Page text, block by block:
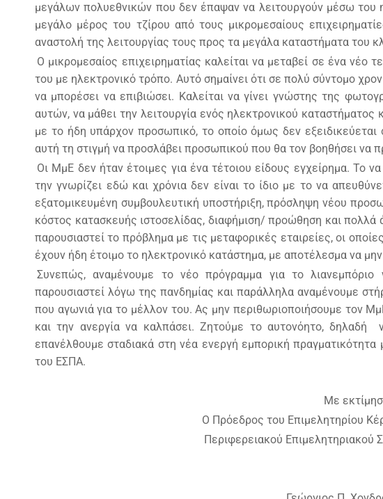
μεγάλων πολυεθνικών που δεν έπαψαν να λειτουργούν μέσω του
μεγάλο μέρος του τζίρου από τους μικρομεσαίους
αναστολή της λειτουργίας τους προς τα μεγάλα καταστήματα του
Ο μικρομεσαίος επιχειρηματίας καλείται να μεταβεί σε ένα
του με ηλεκτρονικό τρόπο. Αυτό σημαίνει ότι σε πολύ σύντομο
να μπορέσει να επιβιώσει. Καλείται να γίνει γνώστης της
αυτών, να μάθει την λειτουργία ενός ηλεκτρονικού
με το ήδη υπάρχον προσωπικό, το οποίο όμως δεν εξειδικεύεται
αυτή τη στιγμή να προσλάβει προσωπικού που θα τον βοηθήσει να
Οι ΜμΕ δεν ήταν έτοιμες για ένα τέτοιου είδους εγχείρημα. Το
την γνωρίζει εδώ και χρόνια δεν είναι το ίδιο με το να
εξατομικευμένη συμβουλευτική υποστήριξη, πρόσληψη νέου
κόστος κατασκευής ιστοσελίδας, διαφήμιση/ προώθηση και
παρουσιαστεί το πρόβλημα με τις μεταφορικές εταιρείες, οι
έχουν ήδη έτοιμο το ηλεκτρονικό κατάστημα, με αποτέλεσμα να
Συνεπώς, αναμένουμε το νέο πρόγραμμα για το
παρουσιαστεί λόγω της πανδημίας και παράλληλα αναμένουμε
που αγωνιά για το μέλλον του. Ας μην περιθωριοποιήσουμε τον
και την ανεργία να καλπάσει. Ζητούμε το αυτονόητο,
επανέλθουμε σταδιακά στη νέα ενεργή εμπορική
του ΕΣΠΑ.
Με
Ο Πρόεδρος του Επιμελητηρίου
Περιφερειακού Επιμελητηριακού